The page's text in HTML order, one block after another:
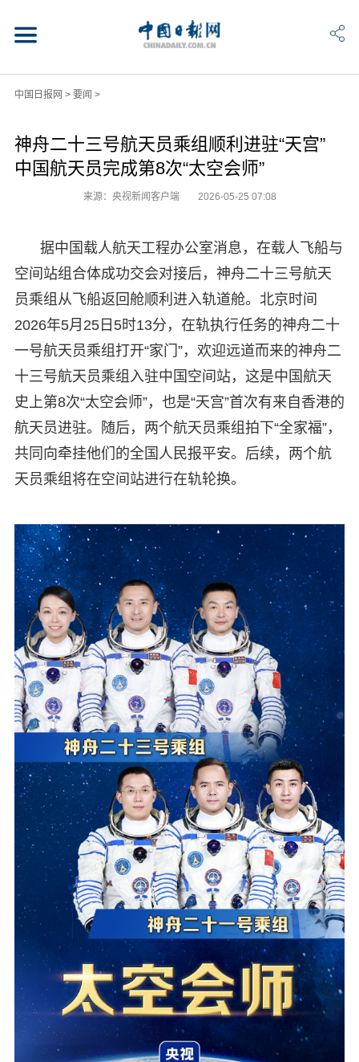
中国日报网 > 要闻 >
神舟二十三号航天员乘组顺利进驻“天宫”
中国航天员完成第8次“太空会师”
来源：央视新闻客户端 2026-05-25 07:08
据中国载人航天工程办公室消息，在载人飞船与
空间站组合体成功交会对接后，神舟二十三号航天
员乘组从飞船返回舱顺利进入轨道舱。北京时间
2026年5月25日5时13分，在轨执行任务的神舟二十
一号航天员乘组打开“家门”，欢迎远道而来的神舟二
十三号航天员乘组入驻中国空间站，这是中国航天
史上第8次“太空会师”，也是“天宫”首次有来自香港的
航天员进驻。随后，两个航天员乘组拍下“全家福”，
共同向牵挂他们的全国人民报平安。后续，两个航
天员乘组将在空间站进行在轨轮换。